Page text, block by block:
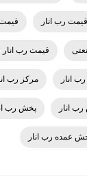
قیمت رب انار
قیمت رب
انار مرکز رب
انار پخش رب
عمده رب انار